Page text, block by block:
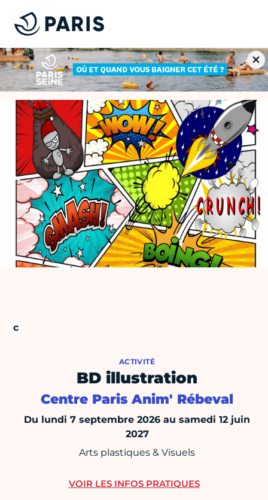
ACTIVITÉ
BD illustration
Centre Paris Anim' Rébeval
Du lundi 7 septembre 2026 au samedi 12 juin
2027
Arts plastiques & Visuels
VOIR LES INFOS PRATIQUES